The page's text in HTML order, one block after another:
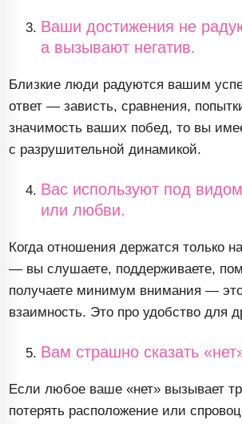
Ваши достижения не
а вызывают негатив.
Близкие люди радуются вашим
ответ — зависть, сравнения,
значимость ваших побед, то вы
с разрушительной динамикой.
Вас используют под
или любви.
Когда отношения держатся только
— вы слушаете, поддерживаете,
получаете минимум внимания —
взаимность. Это про удобство для
Вам страшно сказать
Если любое ваше «нет» вызывает
потерять расположение или